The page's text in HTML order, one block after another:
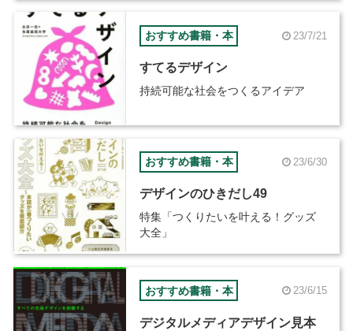
おすすめ書籍・本 23/7/21
すてるデザイン
持続可能な社会をつくるアイデア
おすすめ書籍・本 23/6/30
デザインのひきだし49
特集「つくりたいを叶える！グッズ
大全」
おすすめ書籍・本 23/6/15
デジタルメディアデザイン見本